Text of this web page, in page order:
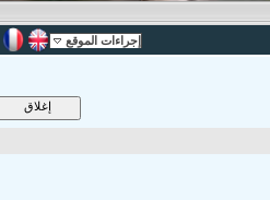
إجراءات الموقع